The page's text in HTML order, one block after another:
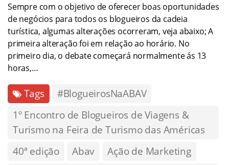
Sempre com o objetivo de oferecer boas oportunidades
de negócios para todos os blogueiros da cadeia
turística, algumas alterações ocorreram, veja abaixo; A
primeira alteração foi em relação ao horário. No
primeiro dia, o debate começará normalmente ás 13
horas,…
Tags
#BlogueirosNaABAV
1º Encontro de Blogueiros de Viagens &
Turismo na Feira de Turismo das Américas
40ª edição
Abav
Ação de Marketing